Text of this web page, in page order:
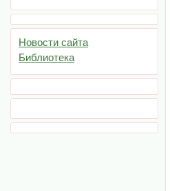
Новости сайта
Библиотека